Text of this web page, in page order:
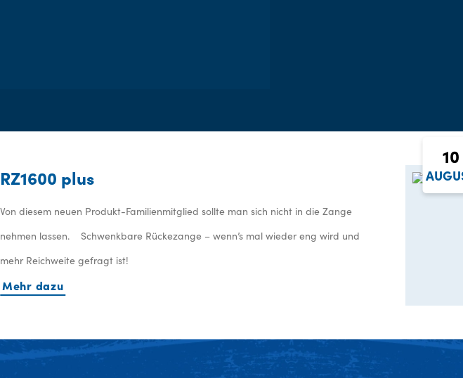
10
RZ1600 plus
Von diesem neuen Produkt-Familienmitglied sollte man sich nicht in die Zange
nehmen lassen. Schwenkbare Rückezange – wenn’s mal wieder eng wird und
mehr Reichweite gefragt ist!
Mehr dazu